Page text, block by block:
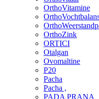
OrthoVitamine
OrthoZink
ORTICI
Otalgan
Ovomaltine
P20
Pacha
Pacha ,
PADA PRANA